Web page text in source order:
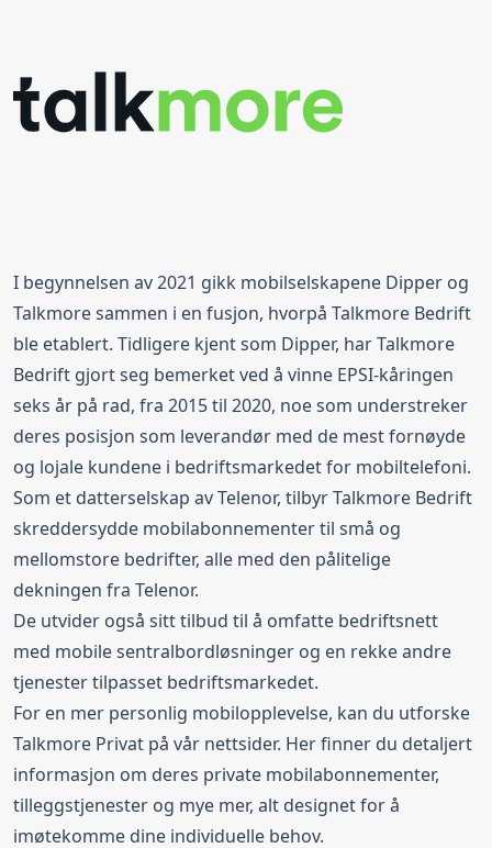
Sikkerhetsfilteret Nettvern
Svindel- og Nummervarsel
12 GB Maks hastighet
Fri tale
EU/EØS Roaming
Data rollover
Data Rollover
Datakontroll
Sikkerhetsfilteret Nettvern
Svindel- og Nummervarsel
Bestill fra 359,00 kr/ mnd
Talkmore Bedrift+ 18GB
18 GB Maks hastighet
Fri tale
EU/EØS Roaming
Data rollover
Data Rollover
Datakontroll
Sikkerhetsfilteret Nettvern
Svindel- og Nummervarsel
Bestill fra 409,00 kr
I begynnelsen av 2021 gikk mobilselskapene Dipper og
Talkmore sammen i en fusjon, hvorpå Talkmore Bedrift
ble etablert. Tidligere kjent som Dipper, har Talkmore
Bedrift gjort seg bemerket ved å vinne EPSI-kåringen
seks år på rad, fra 2015 til 2020, noe som understreker
deres posisjon som leverandør med de mest fornøyde
og lojale kundene i bedriftsmarkedet for mobiltelefoni.
Som et datterselskap av Telenor, tilbyr Talkmore Bedrift
skreddersydde mobilabonnementer til små og
mellomstore bedrifter, alle med den pålitelige
dekningen fra Telenor.
De utvider også sitt tilbud til å omfatte bedriftsnett
med mobile sentralbordløsninger og en rekke andre
tjenester tilpasset bedriftsmarkedet.
For en mer personlig mobilopplevelse, kan du utforske
Talkmore Privat på vår nettsider. Her finner du detaljert
informasjon om deres private mobilabonnementer,
tilleggstjenester og mye mer, alt designet for å
imøtekomme dine individuelle behov.